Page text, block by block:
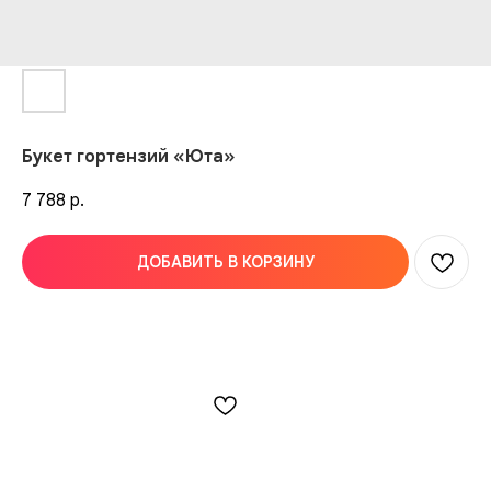
Букет гортензий «Юта»
7 788 р.
ДОБАВИТЬ В КОРЗИНУ